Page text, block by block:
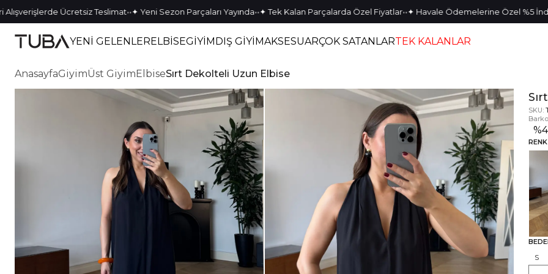
Ücretsiz Teslimat••✦ Yeni Sezon Parçaları Yayında••✦ Tek Kalan Parçalarda Özel Fiyatlar••✦ Havale Ödemelerine Özel %5 İndirim••
YENİ GELENLERELBİSEGİYİMDIŞ GİYİMAKSESUARÇOK SATANLARTEK KALANLAR
AnasayfaGiyimÜst GiyimElbiseSırt Dekolteli Uzun Elbise
SKU:
%
RENK
S